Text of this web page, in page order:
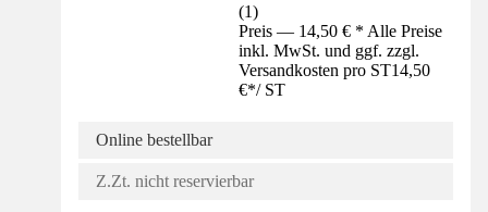
(1)
Preis — 14,50 € * Alle Preise
inkl. MwSt. und ggf. zzgl.
Versandkosten pro ST14,50
€*/ ST
Online bestellbar
Z.Zt. nicht reservierbar